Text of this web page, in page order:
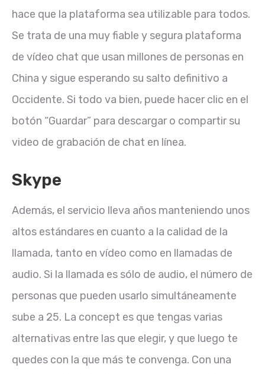
hace que la plataforma sea utilizable para todos.
Se trata de una muy fiable y segura plataforma
de vídeo chat que usan millones de personas en
China y sigue esperando su salto definitivo a
Occidente. Si todo va bien, puede hacer clic en el
botón “Guardar” para descargar o compartir su
video de grabación de chat en línea.
Skype
Además, el servicio lleva años manteniendo unos
altos estándares en cuanto a la calidad de la
llamada, tanto en vídeo como en llamadas de
audio. Si la llamada es sólo de audio, el número de
personas que pueden usarlo simultáneamente
sube a 25. La concept es que tengas varias
alternativas entre las que elegir, y que luego te
quedes con la que más te convenga. Con una